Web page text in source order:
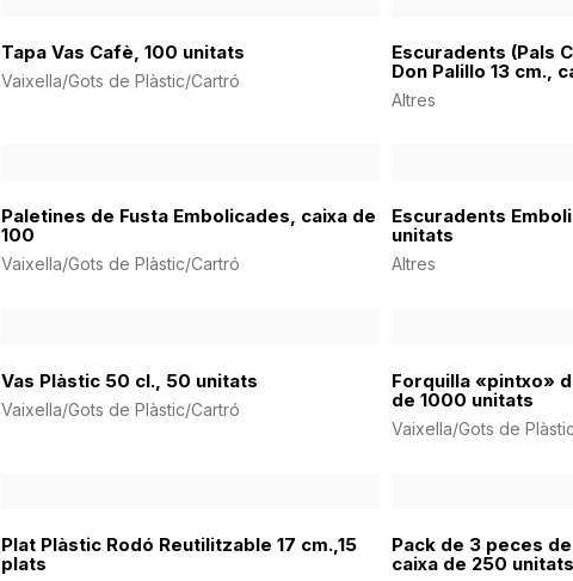
Tapa Vas Cafè, 100 unitats
Vaixella/Gots de Plàstic/Cartró
Escuradents (Pals
Don Palillo 13 cm.,
Altres
Paletines de Fusta Embolicades, caixa de
100
Vaixella/Gots de Plàstic/Cartró
Escuradents
unitats
Altres
Vas Plàstic 50 cl., 50 unitats
Vaixella/Gots de Plàstic/Cartró
Forquilla «pintxo»
de 1000 unitats
Vaixella/Gots de
Plat Plàstic Rodó Reutilitzable 17 cm.,15
plats
Pack de 3 peces
caixa de 250 unitats